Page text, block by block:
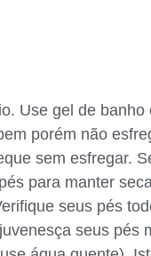
Use gel de
porém não
sem esfregar.
para manter
seus pés
seus pés